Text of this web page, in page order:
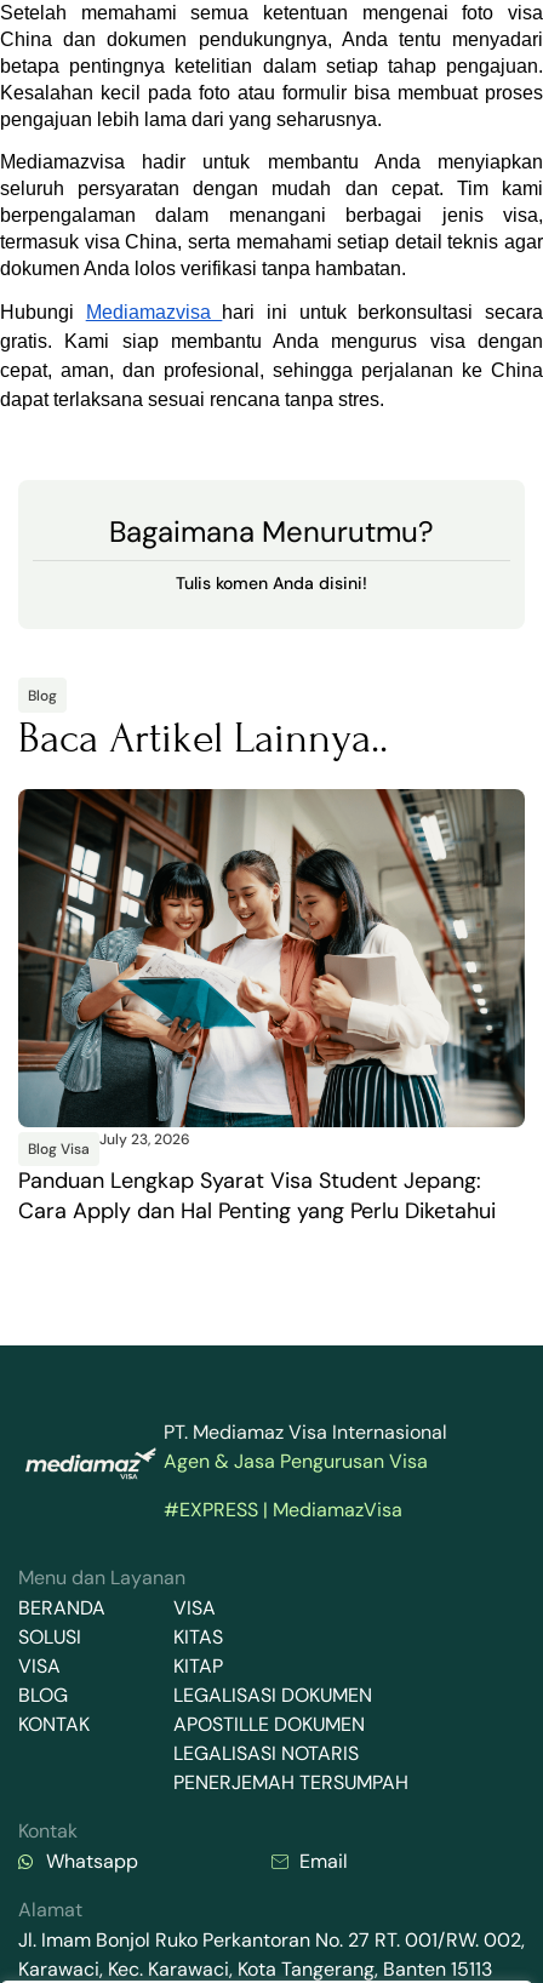
Setelah memahami semua ketentuan mengenai foto visa
China dan dokumen pendukungnya, Anda tentu menyadari
betapa pentingnya ketelitian dalam setiap tahap pengajuan.
Kesalahan kecil pada foto atau formulir bisa membuat proses
pengajuan lebih lama dari yang seharusnya.
Mediamazvisa hadir untuk membantu Anda menyiapkan
seluruh persyaratan dengan mudah dan cepat. Tim kami
berpengalaman dalam menangani berbagai jenis visa,
termasuk visa China, serta memahami setiap detail teknis agar
dokumen Anda lolos verifikasi tanpa hambatan.
Hubungi Mediamazvisa hari ini untuk berkonsultasi secara
gratis. Kami siap membantu Anda mengurus visa dengan
cepat, aman, dan profesional, sehingga perjalanan ke China
dapat terlaksana sesuai rencana tanpa stres.
Bagaimana Menurutmu?
Tulis komen Anda disini!
Blog
Baca Artikel Lainnya..
Blog Visa July 23, 2026
Panduan Lengkap Syarat Visa Student Jepang:
Cara Apply dan Hal Penting yang Perlu Diketahui
PT. Mediamaz Visa Internasional
Agen & Jasa Pengurusan Visa
#EXPRESS | MediamazVisa
Menu dan Layanan
BERANDA
SOLUSI
VISA
BLOG
KONTAK
VISA
KITAS
KITAP
LEGALISASI DOKUMEN
APOSTILLE DOKUMEN
LEGALISASI NOTARIS
PENERJEMAH TERSUMPAH
Kontak
Whatsapp
Email
Alamat
Jl. Imam Bonjol Ruko Perkantoran No. 27 RT. 001/RW. 002,
Karawaci, Kec. Karawaci, Kota Tangerang, Banten 15113